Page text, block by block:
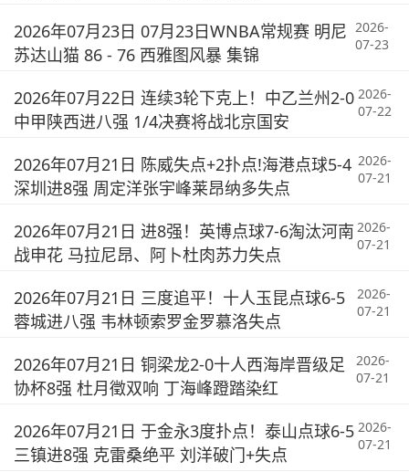
2026年07月23日 07月23日WNBA常规赛 明尼
苏达山猫 86 - 76 西雅图风暴 集锦
2026-
07-23
2026年07月22日 连续3轮下克上！中乙兰州2-0
中甲陕西进八强 1/4决赛将战北京国安
2026-
07-22
2026年07月21日 陈威失点+2扑点!海港点球5-4
深圳进8强 周定洋张宇峰莱昂纳多失点
2026-
07-21
2026年07月21日 进8强！英博点球7-6淘汰河南
战申花 马拉尼昂、阿卜杜肉苏力失点
2026-
07-21
2026年07月21日 三度追平！十人玉昆点球6-5
蓉城进八强 韦林顿索罗金罗慕洛失点
2026-
07-21
2026年07月21日 铜梁龙2-0十人西海岸晋级足
协杯8强 杜月徵双响 丁海峰蹬踏染红
2026-
07-21
2026年07月21日 于金永3度扑点！泰山点球6-5
三镇进8强 克雷桑绝平 刘洋破门+失点
2026-
07-21